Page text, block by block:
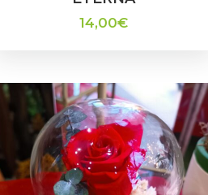
14,00€